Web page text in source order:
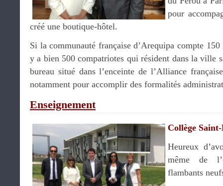
pour
créé une boutique-hôtel.
Si la communauté française d’Arequipa compte
y a bien 500 compatriotes qui résident dans la ville
bureau situé dans l’enceinte de l’Alliance
notamment pour accomplir des formalités
Enseignement
Collège
Heureux
même de
flambants